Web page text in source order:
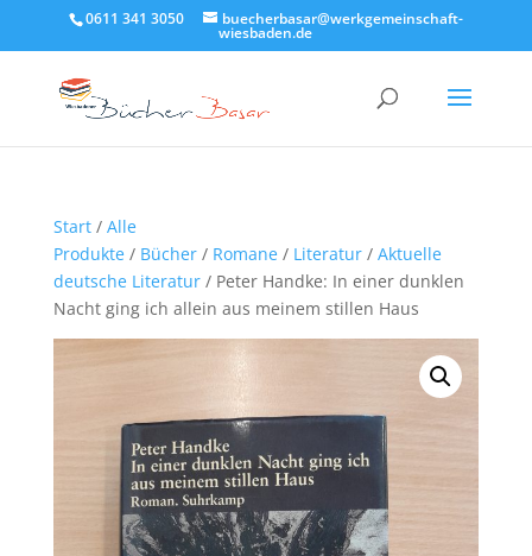
0611 341 3050 buecherbasar@werkgemeinschaft-
wiesbaden.de
Start/ Alle
Produkte/ Bücher/ Romane/ Literatur/ Aktuelle
deutsche Literatur/ Peter Handke: In einer dunklen
Nacht ging ich allein aus meinem stillen Haus